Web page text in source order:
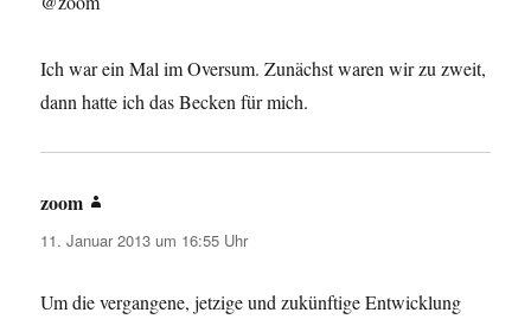
Ich war ein Mal im Oversum. Zunächst waren wir zu zweit,
dann hatte ich das Becken für mich.
zoom
11. Januar 2013 um 16:55 Uhr
Um die vergangene, jetzige und zukünftige Entwicklung